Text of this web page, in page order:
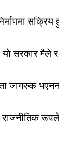
सरकार
जागरुक
देश